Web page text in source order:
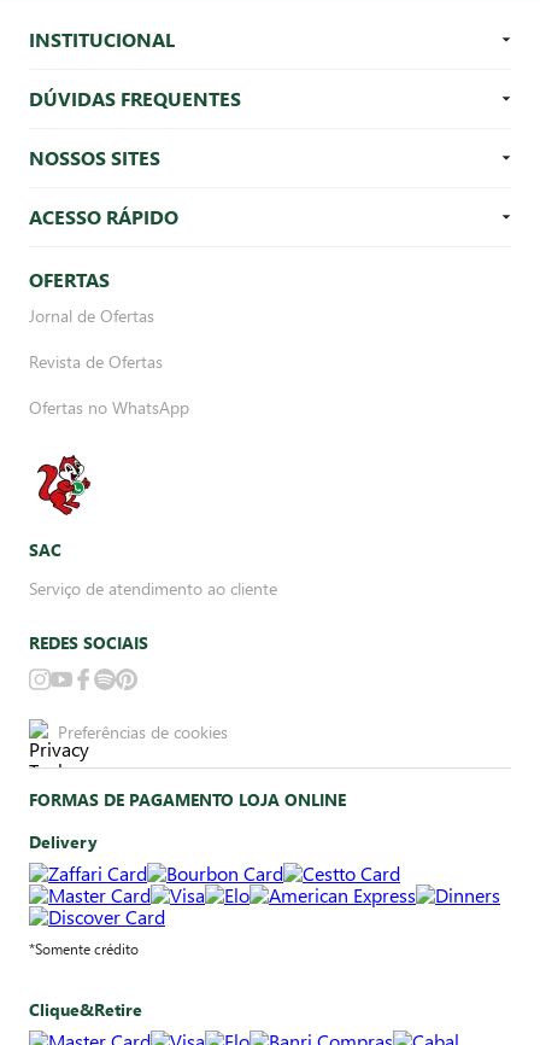
INSTITUCIONAL
DÚVIDAS FREQUENTES
NOSSOS SITES
ACESSO RÁPIDO
OFERTAS
Jornal de Ofertas
Revista de Ofertas
Ofertas no WhatsApp
SAC
Serviço de atendimento ao cliente
REDES SOCIAIS
Preferências de cookies
FORMAS DE PAGAMENTO LOJA ONLINE
Delivery
*Somente crédito
Clique&Retire